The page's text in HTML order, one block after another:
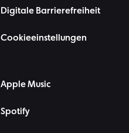
Digitale Barrierefreiheit
Cookieeinstellungen
Apple Music
Spotify